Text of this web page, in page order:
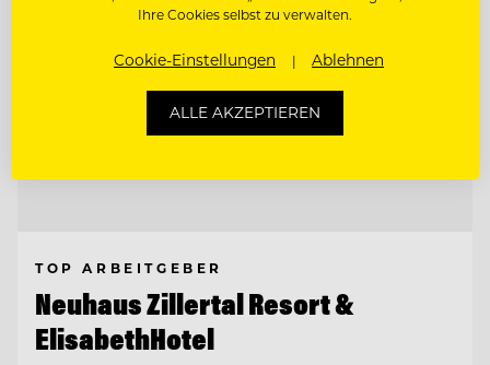
TOP ARBEITGEBER
Neuhaus Zillertal Resort &
ElisabethHotel
Ihre Cookies selbst zu verwalten.
Cookie-Einstellungen Ablehnen
ALLE AKZEPTIEREN